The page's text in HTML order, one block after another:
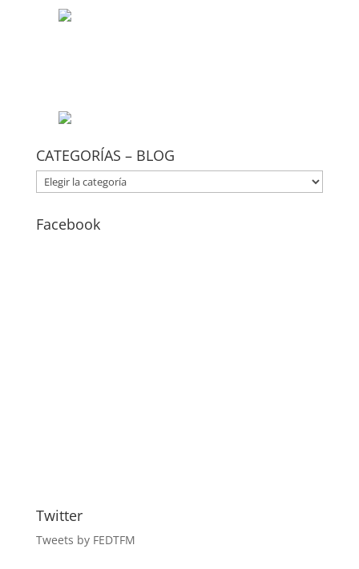
CATEGORÍAS – BLOG
CATEGORÍAS
–
Facebook
Twitter
Tweets by FEDTFM